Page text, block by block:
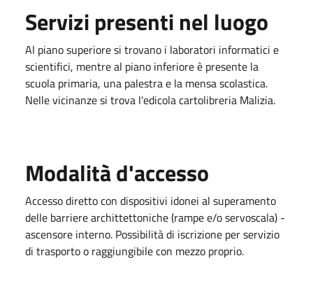
Servizi presenti nel luogo
Al piano superiore si trovano i laboratori informatici e
scientifici, mentre al piano inferiore è presente la
scuola primaria, una palestra e la mensa scolastica.
Nelle vicinanze si trova l'edicola cartolibreria Malizia.
Modalità d'accesso
Accesso diretto con dispositivi idonei al superamento
delle barriere archittettoniche (rampe e/o servoscala) -
ascensore interno. Possibilità di iscrizione per servizio
di trasporto o raggiungibile con mezzo proprio.